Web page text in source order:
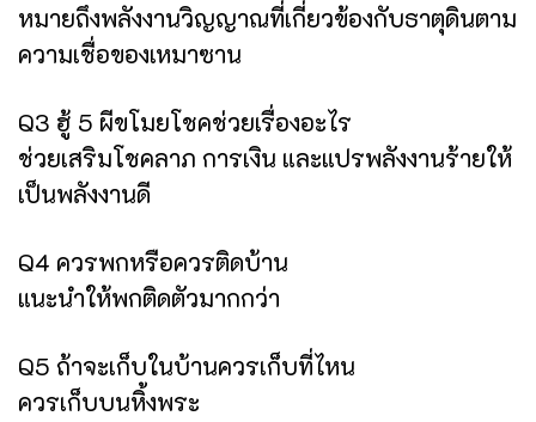
หมายถึงพลังงานวิญญาณที่เกี่ยวข้องกับธาตุดินตาม
ความเชื่อของเหมาซาน
Q3 ฮู้ 5 ผีขโมยโชคช่วยเรื่องอะไร
ช่วยเสริมโชคลาภ การเงิน และแปรพลังงานร้ายให้
เป็นพลังงานดี
Q4 ควรพกหรือควรติดบ้าน
แนะนำให้พกติดตัวมากกว่า
Q5 ถ้าจะเก็บในบ้านควรเก็บที่ไหน
ควรเก็บบนหิ้งพระ